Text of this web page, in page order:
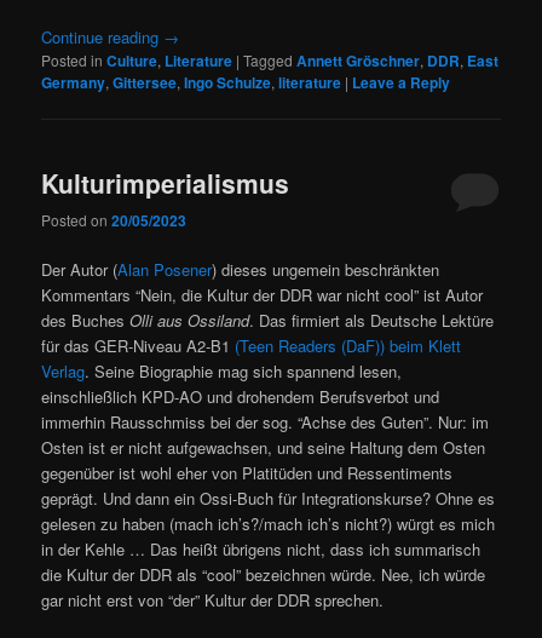
Continue reading →
Posted in Culture, Literature |Tagged Annett Gröschner, DDR, East
Germany,Gittersee,Ingo Schulze,literature | Leave a Reply
Kulturimperialismus
Posted on20/05/2023
Der Autor (Alan Posener) dieses ungemein beschränkten
Kommentars “Nein, die Kultur der DDR war nicht cool” ist Autor
des BuchesOlli aus Ossiland. Das firmiert als Deutsche Lektüre
für das GER-Niveau A2-B1 (Teen Readers (DaF)) beim Klett
Verlag. Seine Biographie mag sich spannend lesen,
einschließlich KPD-AO und drohendem Berufsverbot und
immerhin Rausschmiss bei der sog. “Achse des Guten”. Nur: im
Osten ist er nicht aufgewachsen, und seine Haltung dem Osten
gegenüber ist wohl eher von Platitüden und Ressentiments
geprägt. Und dann ein Ossi-Buch für Integrationskurse? Ohne es
gelesen zu haben (mach ich’s?/mach ich’s nicht?) würgt es mich
in der Kehle … Das heißt übrigens nicht, dass ich summarisch
die Kultur der DDR als “cool” bezeichnen würde. Nee, ich würde
gar nicht erst von “der” Kultur der DDR sprechen.